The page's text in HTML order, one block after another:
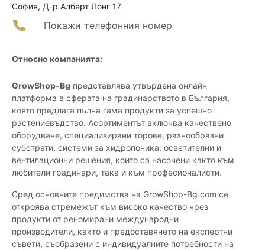
София, Д-р Алберт Лонг 17
Покажи телефонния номер
Относно компанията:
GrowShop-Bg представлява утвърдена онлайн
платформа в сферата на градинарството в България,
която предлага пълна гама продукти за успешно
растениевъдство. Асортиментът включва качествено
оборудване, специализирани торове, разнообразни
субстрати, системи за хидропоника, осветителни и
вентилационни решения, които са насочени както към
любители градинари, така и към професионалисти.
Сред основните предимства на GrowShop-Bg.com се
откроява стремежът към високо качество чрез
продукти от реномирани международни
производители, както и предоставянето на експертни
съвети, съобразени с индивидуалните потребности на